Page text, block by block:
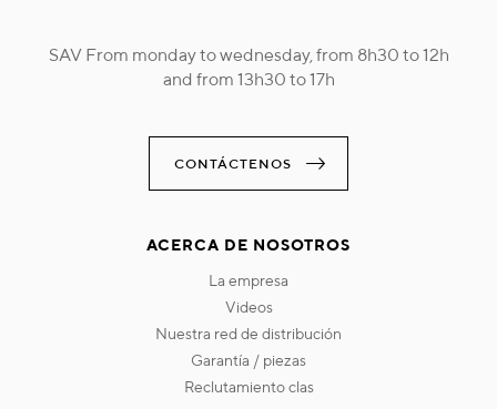
SAV From monday to wednesday, from 8h30 to 12h
and from 13h30 to 17h
CONTÁCTENOS
ACERCA DE NOSOTROS
la empresa
videos
nuestra red de distribución
garantía / piezas
reclutamiento clas